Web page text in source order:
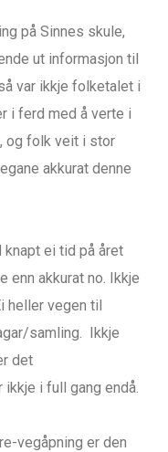
på Sinnes skule,
ut informasjon til
var ikkje folketalet i
i ferd med å verte i
og folk veit i stor
akkurat denne
ei tid på året
enn akkurat no. Ikkje
heller vegen til
samling. Ikkje
det
i full gang endå.
vegåpning er den